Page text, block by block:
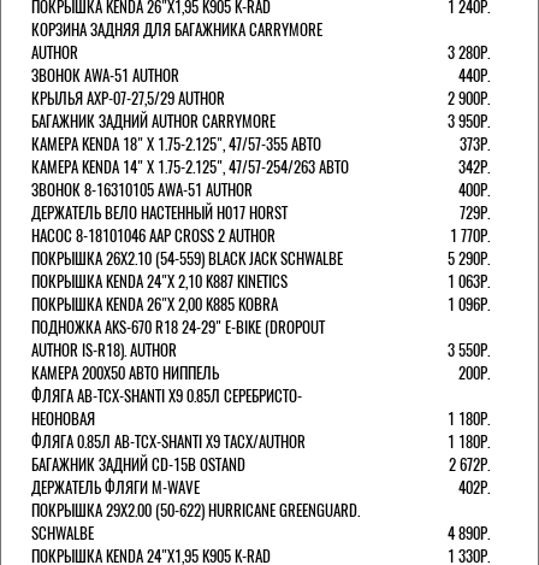
ПОКРЫШКА KENDA 26"Х1,95 K905 K-RAD
1 240Р.
КОРЗИНА ЗАДНЯЯ ДЛЯ БАГАЖНИКА CARRYMORE
AUTHOR
3 280Р.
ЗВОНОК AWA-51 AUTHOR
440Р.
КРЫЛЬЯ AXP-07-27,5/29 AUTHOR
2 900Р.
БАГАЖНИК ЗАДНИЙ AUTHOR CARRYMORE
3 950Р.
КАМЕРА KENDA 18" Х 1.75-2.125", 47/57-355 АВТО
373Р.
КАМЕРА KENDA 14" Х 1.75-2.125", 47/57-254/263 АВТО
342Р.
ЗВОНОК 8-16310105 AWA-51 AUTHOR
400Р.
ДЕРЖАТЕЛЬ ВЕЛО НАСТЕННЫЙ H017 HORST
729Р.
НАСОС 8-18101046 AAP CROSS 2 AUTHOR
1 770Р.
ПОКРЫШКА 26X2.10 (54-559) BLACK JACK SCHWALBE
5 290Р.
ПОКРЫШКА KENDA 24"Х 2,10 K887 KINETICS
1 063Р.
ПОКРЫШКА KENDA 26"Х 2,00 K885 KOBRA
1 096Р.
ПОДНОЖКА AKS-670 R18 24-29" E-BIKE (DROPOUT
AUTHOR IS-R18). AUTHOR
3 550Р.
КАМЕРА 200Х50 АВТО НИППЕЛЬ
200Р.
ФЛЯГА AB-TCX-SHANTI X9 0.85Л СЕРЕБРИСТО-
НЕОНОВАЯ
1 180Р.
ФЛЯГА 0.85Л AB-TCX-SHANTI X9 TACX/AUTHOR
1 180Р.
БАГАЖНИК ЗАДНИЙ CD-15B OSTAND
2 672Р.
ДЕРЖАТЕЛЬ ФЛЯГИ M-WAVE
402Р.
ПОКРЫШКА 29X2.00 (50-622) HURRICANE GREENGUARD.
SCHWALBE
4 890Р.
ПОКРЫШКА KENDA 24"Х1,95 K905 K-RAD
1 330Р.